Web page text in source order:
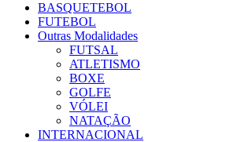
BASQUETEBOL
FUTEBOL
Outras Modalidades
FUTSAL
ATLETISMO
BOXE
GOLFE
VÓLEI
NATAÇÃO
INTERNACIONAL